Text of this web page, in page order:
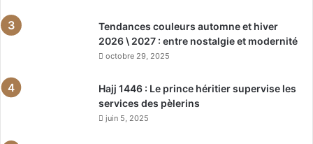
Tendances couleurs automne et hiver
2026 \ 2027 : entre nostalgie et modernité
octobre 29, 2025
Hajj 1446 : Le prince héritier supervise les
services des pèlerins
juin 5, 2025